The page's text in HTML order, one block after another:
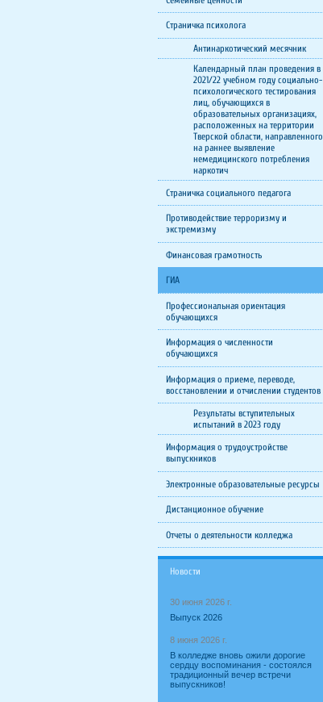
Страничка психолога
Антинаркотический месячник
Календарный план проведения в
2021/22 учебном году социально-
психологического тестирования
лиц, обучающихся в
образовательных организациях,
расположенных на территории
Тверской области, направленного
на раннее выявление
немедицинского потребления
наркотич
Страничка социального педагога
Противодействие терроризму и
экстремизму
Финансовая грамотность
ГИА
Профессиональная ориентация
обучающихся
Информация о численности
обучающихся
Информация о приеме, переводе,
восстановлении и отчислении студентов
Результаты вступительных
испытаний в 2023 году
Информация о трудоустройстве
выпускников
Электронные образовательные ресурсы
Дистанционное обучение
Отчеты о деятельности колледжа
Новости
30 июня 2026 г.
Выпуск 2026
8 июня 2026 г.
В колледже вновь ожили дорогие
сердцу воспоминания - состоялся
традиционный вечер встречи
выпускников!